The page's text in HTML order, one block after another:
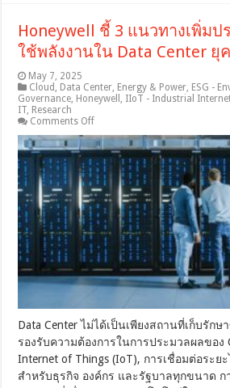
Honeywell ชี้ 3 แนวทางเพิ่มป
ใช้พลังงานใน Data Center ยุ
May 7, 2025
Cloud , Data Center, Energy & Power, ESG -
Governance, Honeywell , IIoT - Industrial
IT, Research
Comments Offon
ชี้
3
แนวทาง
เพิ่ม
ประสิทธิภาพ
การ
ใช้
พลังงาน
ใน
Data
Center
ขยาย
Data Center ไม่ได้เป็นเพียงสถานที่เก็บรัก
รองรับความต้องการในการประมวลผลของ
Internet of Things (IoT), การเชื่อมต่อระ
สำหรับธุรกิจ องค์กร และรัฐบาลทุกขนาด